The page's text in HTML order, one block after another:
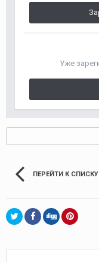
Уже
ПЕРЕЙТИ К